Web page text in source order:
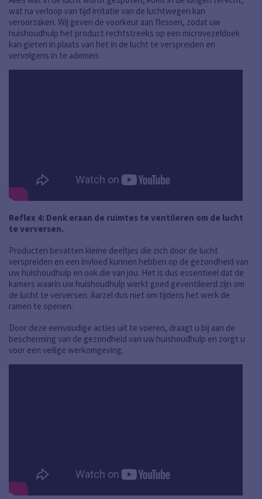
wat na verloop van tijd irritatie van de luchtwegen kan
veroorzaken. Wij geven de voorkeur aan flessen, zodat uw
huishoudhulp het product rechtstreeks op een microvezeldoek
kan gieten in plaats van het in de lucht te verspreiden en
vervolgens in te ademen.
Reflex 4: Denk eraan de ruimtes te ventileren om de lucht
te verversen.
Producten bevatten kleine deeltjes die zich door de lucht
verspreiden en een invloed kunnen hebben op de gezondheid van
uw huishoudhulp en ook die van jou. Het is dus essentieel dat de
kamers waarin uw huishoudhulp werkt goed geventileerd zijn om
de lucht te verversen. Aarzel dus niet om tijdens het werk de
ramen te openen.
Door deze eenvoudige acties uit te voeren, draagt u bij aan de
bescherming van de gezondheid van uw huishoudhulp en zorgt u
voor een veilige werkomgeving.